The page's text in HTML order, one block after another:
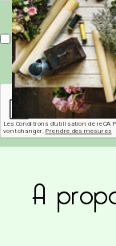
Enregistrer mon nom, mon
Ce site utilise
commentaires
A